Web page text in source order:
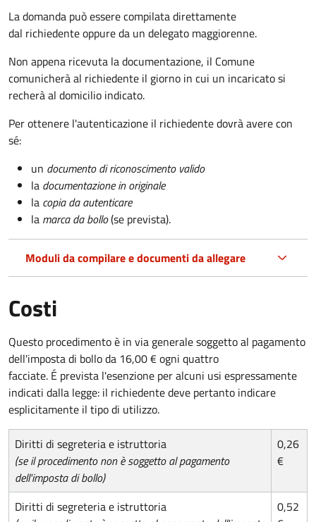
La domanda può essere compilata direttamente
dal richiedente oppure da un delegato maggiorenne.
Non appena ricevuta la documentazione, il Comune
comunicherà al richiedente il giorno in cui un incaricato si
recherà al domicilio indicato.
Per ottenere l'autenticazione il richiedente dovrà avere con
sé:
un documento di riconoscimento valido
la documentazione in originale
la copia da autenticare
la marca da bollo(se prevista).
Moduli da compilare e documenti da allegare
Costi
Questo procedimento è in via generale soggetto al pagamento
dell'imposta di bollo da 16,00 € ogni quattro
facciate. É prevista l'esenzione per alcuni usi espressamente
indicati dalla legge: il richiedente deve pertanto indicare
esplicitamente il tipo di utilizzo.
Diritti di segreteria e istruttoria
(se il procedimento non è soggetto al pagamento
dell'imposta di bollo)
0,26
€
Diritti di segreteria e istruttoria
0,52